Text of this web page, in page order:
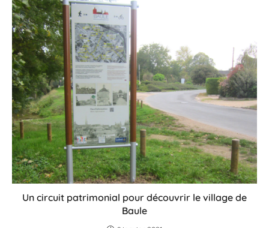
Un circuit patrimonial pour découvrir le village de
Baule